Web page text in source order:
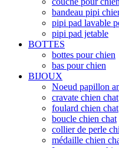
bandeau pipi
pipi pad lavable
pipi pad jetable
BOTTES
bottes pour chien
bas pour chien
BIJOUX
Noeud papillon
cravate chien chat
foulard chien chat
boucle chien chat
collier de perle
médaille chien